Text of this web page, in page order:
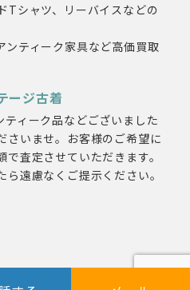
Tシャツ、リーバイスなどの
ンティーク家具など高価買取
ージ古着
ィーク品などございました
さいませ。お客様のご希望に
査定させていただきます。
遠慮なくご提示ください。